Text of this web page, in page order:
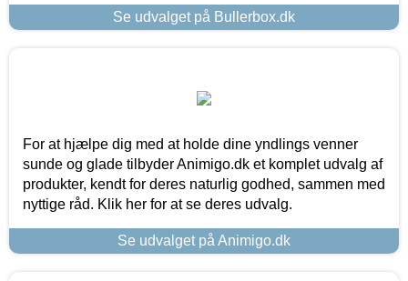
Se udvalget på Bullerbox.dk
For at hjælpe dig med at holde dine yndlings venner
sunde og glade tilbyder Animigo.dk et komplet udvalg af
produkter, kendt for deres naturlig godhed, sammen med
nyttige råd. Klik her for at se deres udvalg.
Se udvalget på Animigo.dk